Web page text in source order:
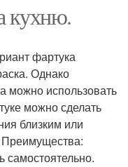
кухню.
фартука
Однако
можно использовать
можно сделать
близким или
самостоятельно.